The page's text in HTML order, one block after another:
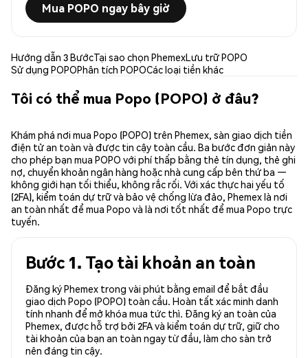
Mua POPO ngay bây giờ
Hướng dẫn 3 BướcTại sao chọn PhemexLưu trữ POPO
Sử dụng POPOPhân tích POPOCác loại tiền khác
Tôi có thể mua Popo (POPO) ở đâu?
Khám phá nơi mua Popo (POPO) trên Phemex, sàn giao dịch tiền
điện tử an toàn và được tin cậy toàn cầu. Ba bước đơn giản này
cho phép bạn mua POPO với phí thấp bằng thẻ tín dụng, thẻ ghi
nợ, chuyển khoản ngân hàng hoặc nhà cung cấp bên thứ ba —
không giới hạn tối thiểu, không rắc rối. Với xác thực hai yếu tố
(2FA), kiểm toán dự trữ và bảo vệ chống lừa đảo, Phemex là nơi
an toàn nhất để mua Popo và là nơi tốt nhất để mua Popo trực
tuyến.
Bước 1. Tạo tài khoản an toàn
Đăng ký Phemex trong vài phút bằng email để bắt đầu
giao dịch Popo (POPO) toàn cầu. Hoàn tất xác minh danh
tính nhanh để mở khóa mua tức thì. Đăng ký an toàn của
Phemex, được hỗ trợ bởi 2FA và kiểm toán dự trữ, giữ cho
tài khoản của bạn an toàn ngay từ đầu, làm cho sàn trở
nên đáng tin cậy.